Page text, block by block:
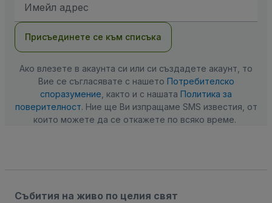
адрес
Присъединете се към списъка
Ако влезете в акаунта си или си създадете акаунт, то
Вие се съгласявате с нашето Потребителско
споразумение , както и с нашата Политика за
поверителност. Ние ще Ви изпращаме SMS известия, от
които можете да се откажете по всяко време.
Събития на живо по целия свят